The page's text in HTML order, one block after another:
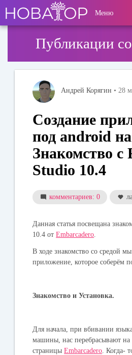
основному
содержанию
User
account
Меню
Публикации
Андрей Корягин • 28
Создание
под android
Знакомство с
Studio 10.4
комментариев: 0
Данная статья посвещана
10.4 отEmbarcadero
В ходе знакомство со средой
приложение, которое соберём
Знакомство и Установка.
Для начала, при вбивании
машины, нас перебрасывают на
страницыEmbarcadero . Когда-